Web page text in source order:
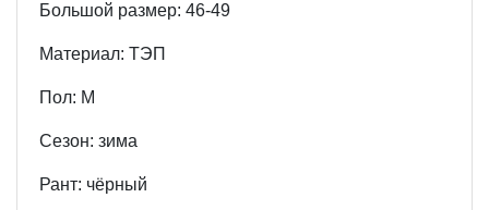
Большой размер: 46-49
Материал: ТЭП
Пол: М
Cезон: зима
Рант: чёрный